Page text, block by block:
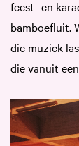
feest- en
bamboefluit.
die muziek
die vanuit